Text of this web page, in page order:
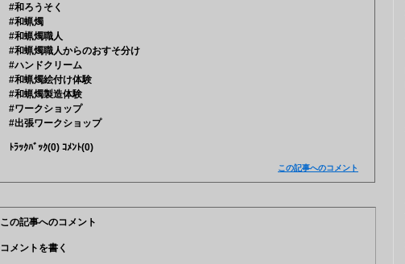
#和ろうそく
#和蝋燭
#和蝋燭職人
#和蝋燭職人からのおすそ分け
#ハンドクリーム
#和蝋燭絵付け体験
#和蝋燭製造体験
#ワークショップ
#出張ワークショップ
ﾄﾗｯｸﾊﾞｯｸ(0) ｺﾒﾝﾄ(0)
この記事へのコメント
この記事へのコメント
コメントを書く